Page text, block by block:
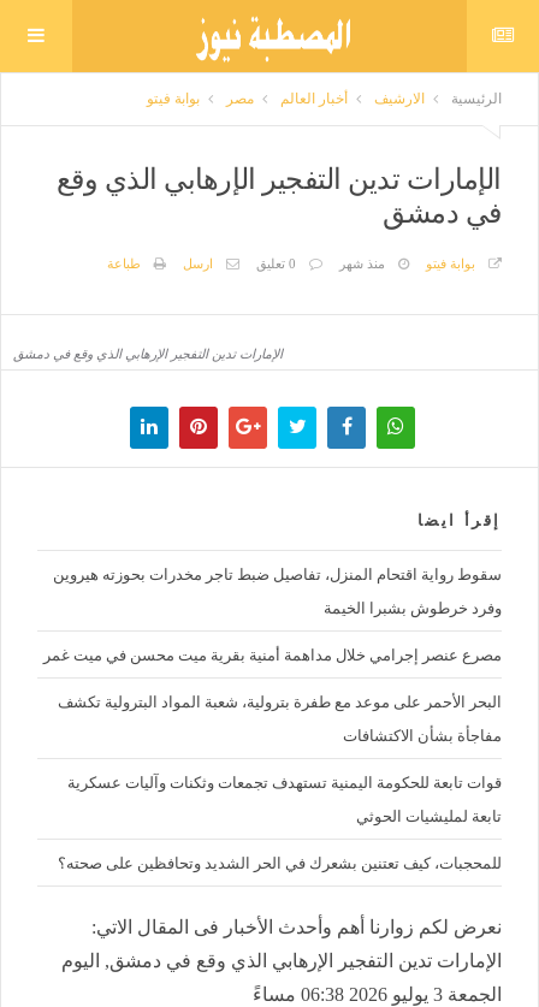
الرئيسية الارشيف أخبار العالم مصر بوابة فيتو
الإمارات تدين التفجير الإرهابي الذي وقع
في دمشق
بوابة فيتو منذ شهر 0 تعليق ارسل طباعة
الإمارات تدين التفجير الإرهابي الذي وقع في دمشق
إقرأ ايضا
سقوط رواية اقتحام المنزل، تفاصيل ضبط تاجر مخدرات بحوزته هيروين
وفرد خرطوش بشبرا الخيمة
مصرع عنصر إجرامي خلال مداهمة أمنية بقرية ميت محسن في ميت غمر
البحر الأحمر على موعد مع طفرة بترولية، شعبة المواد البترولية تكشف
مفاجأة بشأن الاكتشافات
قوات تابعة للحكومة اليمنية تستهدف تجمعات وثكنات وآليات عسكرية
تابعة لمليشيات الحوثي
للمحجبات، كيف تعتنين بشعرك في الحر الشديد وتحافظين على صحته؟
نعرض لكم زوارنا أهم وأحدث الأخبار فى المقال الاتي:
الإمارات تدين التفجير الإرهابي الذي وقع في دمشق, اليوم
الجمعة 3 يوليو 2026 06:38 مساءً